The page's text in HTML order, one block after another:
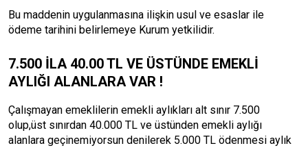
Bu maddenin uygulanmasına ilişkin usul ve esaslar ile
ödeme tarihini belirlemeye Kurum yetkilidir.
7.500 İLA 40.00 TL VE ÜSTÜNDE EMEKLİ
AYLIĞI ALANLARA VAR !
Çalışmayan emeklilerin emekli aylıkları alt sınır 7.500
olup,üst sınırdan 40.000 TL ve üstünden emekli aylığı
alanlara geçinemiyorsun denilerek 5.000 TL ödenmesi aylık